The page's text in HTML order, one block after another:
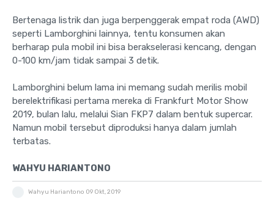
Bertenaga listrik dan juga berpenggerak empat roda (AWD)
seperti Lamborghini lainnya, tentu konsumen akan
berharap pula mobil ini bisa berakselerasi kencang, dengan
0-100 km/jam tidak sampai 3 detik.
Lamborghini belum lama ini memang sudah merilis mobil
berelektrifikasi pertama mereka di Frankfurt Motor Show
2019, bulan lalu, melalui Sian FKP7 dalam bentuk supercar.
Namun mobil tersebut diproduksi hanya dalam jumlah
terbatas.
WAHYU HARIANTONO
Wahyu Hariantono 09 Okt, 2019